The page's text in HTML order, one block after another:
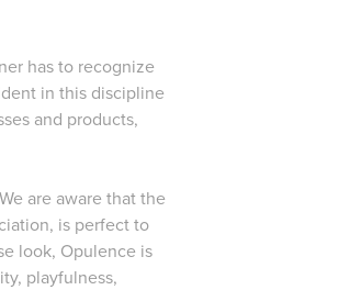
has to recognize
in this discipline
and products,
are aware that the
is perfect to
look, Opulence is
playfulness,